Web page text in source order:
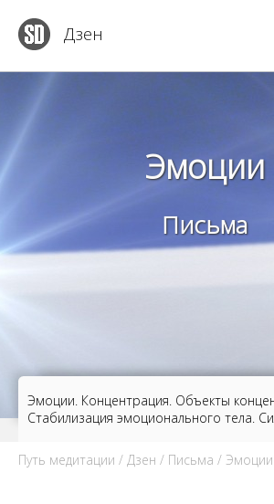
Дзен
Эмоции
Письма
Эмоции. Концентрация. Объекты
Стабилизация эмоционального тела.
Путь медитации / Дзен / Письма / Эмоции